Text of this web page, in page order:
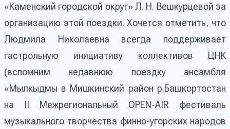
«Каменский городской округ» Л. Н. Вешкурцевой за
организацию этой поездки. Хочется отметить, что
Людмила Николаевна всегда поддерживает
гастрольную инициативу коллективов ЦНК
(вспомним недавнюю поездку ансамбля
«Мылкыдмы в Мишкинский район р.Башкортостан
на II Межрегиональный OPEN-AIR фестиваль
музыкального творчества финно-угорских народов